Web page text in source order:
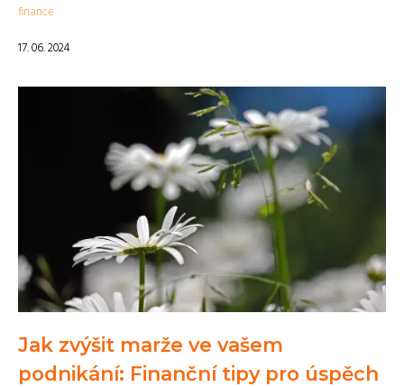
finance
17. 06. 2024
Jak zvýšit marže ve vašem
podnikání: Finanční tipy pro úspěch